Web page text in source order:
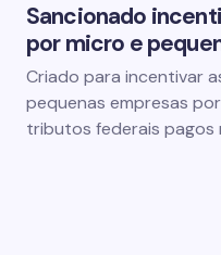
Sancionado
por micro e
Criado para incentivar
pequenas empresas
tributos federais pagos